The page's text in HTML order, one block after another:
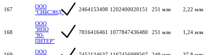
167
ООО
"СИБСЭНД"
2464153498 1202400020151 251 млн 2,22 млн
168
ООО
"ИПО
"Ю-
ПИТЕР"
7816416461 1077847436480 251 млн 1,24 млн
ООО